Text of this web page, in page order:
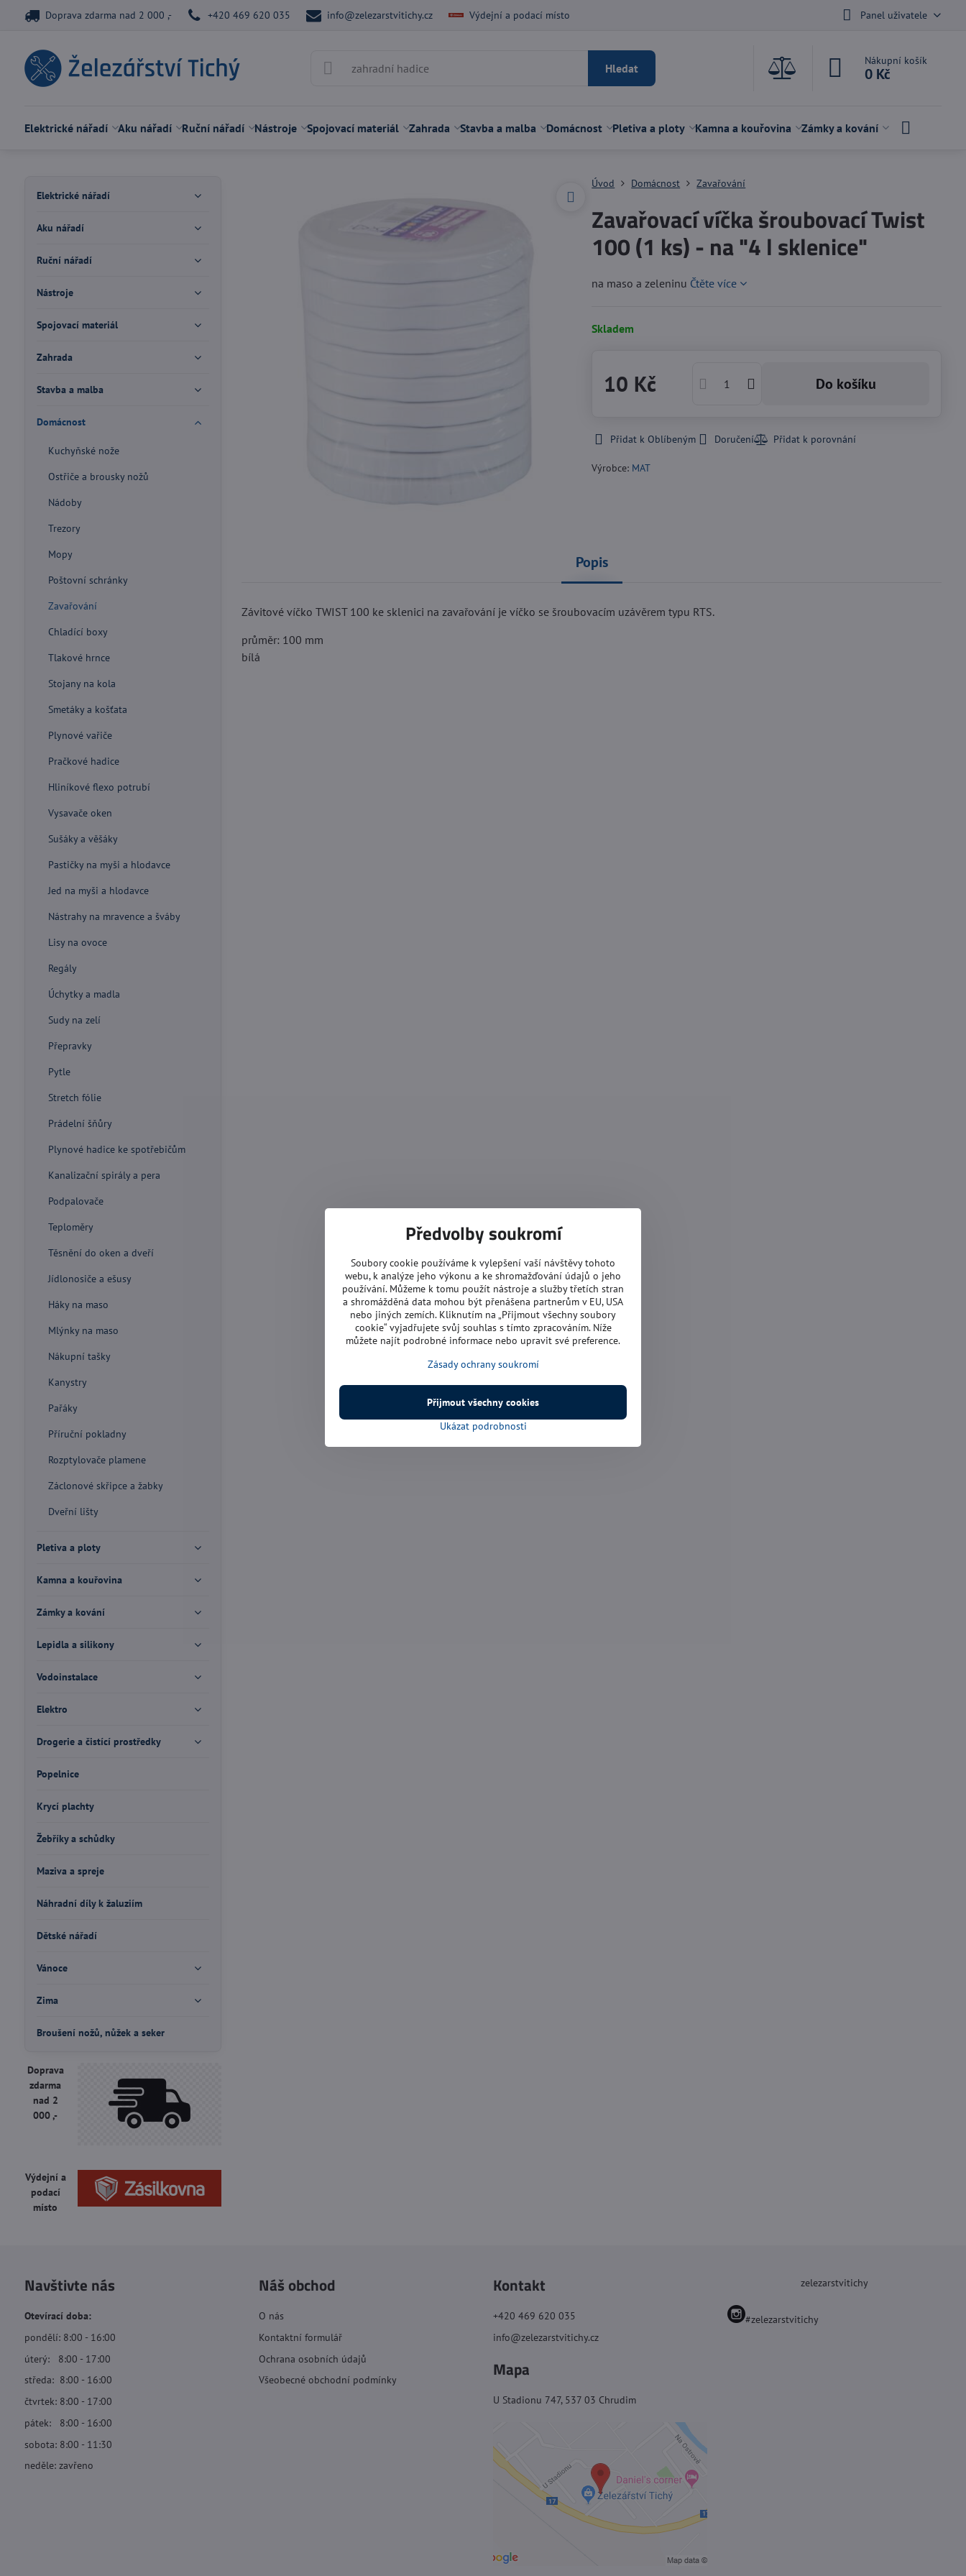
Doprava zdarma nad 2 000 ,- +420 469 620 035 info@zelezarstvitichy.cz Výdejní a podací místo Panel uživatele
Hledat
Nákupní košík
0 Kč
Elektrické nářadí Aku nářadí Ruční nářadí Nástroje Spojovací materiál Zahrada Stavba a malba Domácnost Pletiva a ploty Kamna a kouřovina Zámky a kování
Úvod Domácnost Zavařování
Zavařovací víčka šroubovací Twist
100 (1 ks) - na "4 l sklenice"
na maso a zeleninu Čtěte více
Skladem
10 Kč Do košíku
Přidat k Oblíbeným Doručení
Výrobce: MAT
Popis
Závitové víčko TWIST 100 ke sklenici na zavařování je víčko se šroubovacím uzávěrem typu RTS.
průměr: 100 mm
bílá
Elektrické nářadí
Aku nářadí
Ruční nářadí
Nástroje
Spojovací materiál
Zahrada
Stavba a malba
Domácnost
Kuchyňské nože
Ostřiče a brousky nožů
Nádoby
Trezory
Mopy
Poštovní schránky
Zavařování
Chladící boxy
Tlakové hrnce
Stojany na kola
Smetáky a košťata
Plynové vařiče
Pračkové hadice
Hliníkové flexo potrubí
Vysavače oken
Sušáky a věšáky
Pastičky na myši a hlodavce
Jed na myši a hlodavce
Nástrahy na mravence a šváby
Lisy na ovoce
Regály
Úchytky a madla
Sudy na zelí
Přepravky
Pytle
Stretch fólie
Prádelní šňůry
Plynové hadice ke spotřebičům
Kanalizační spirály a pera
Podpalovače
Teploměry
Těsnění do oken a dveří
Jídlonosiče a ešusy
Háky na maso
Mlýnky na maso
Nákupní tašky
Kanystry
Pařáky
Příruční pokladny
Rozptylovače plamene
Záclonové skřipce a žabky
Dveřní lišty
Pletiva a ploty
Kamna a kouřovina
Zámky a kování
Lepidla a silikony
Vodoinstalace
Elektro
Drogerie a čistící prostředky
Popelnice
Krycí plachty
Žebříky a schůdky
Maziva a spreje
Náhradní díly k žaluziím
Dětské nářadí
Vánoce
Zima
Broušení nožů, nůžek a seker
Doprava
zdarma
nad 2
000 ,-
Výdejní a
podací
místo
Navštivte nás
Otevírací doba:
pondělí: 8:00 - 16:00
úterý: 8:00 - 17:00
středa: 8:00 - 16:00
čtvrtek: 8:00 - 17:00
pátek: 8:00 - 16:00
sobota: 8:00 - 11:30
neděle: zavřeno
Náš obchod
O nás
Kontaktní formulář
Ochrana osobních údajů
Všeobecné obchodní podmínky
Kontakt
+420 469 620 035
info@zelezarstvitichy.cz
Mapa
U Stadionu 747, 537 03 Chrudim
zelezarstvitichy
#zelezarstvitichy
Předvolby soukromí
Soubory cookie používáme k vylepšení vaší návštěvy tohoto
webu, k analýze jeho výkonu a ke shromažďování údajů o jeho
používání. Můžeme k tomu použít nástroje a služby třetích stran
a shromážděná data mohou být přenášena partnerům v EU, USA
nebo jiných zemích. Kliknutím na „Přijmout všechny soubory
cookie“ vyjadřujete svůj souhlas s tímto zpracováním. Níže
můžete najít podrobné informace nebo upravit své preference.
Zásady ochrany soukromí
Ukázat podrobnosti
Přijmout všechny cookies